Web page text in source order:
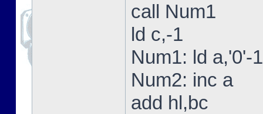
call Num1
ld c,-1
Num1: ld a,'0'-1
Num2: inc a
add hl,bc